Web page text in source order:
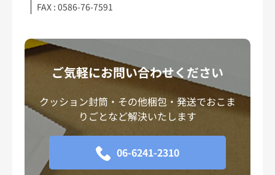
FAX : 0586-76-7591
ご気軽にお問い合わせください
クッション封筒・その他梱包・発送でおこま
りごとなど解決いたします
06-6241-2310